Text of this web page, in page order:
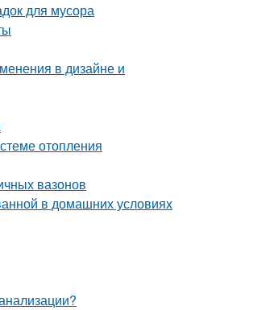
для мусора
в дизайне и
отопления
вазонов
в домашних условиях